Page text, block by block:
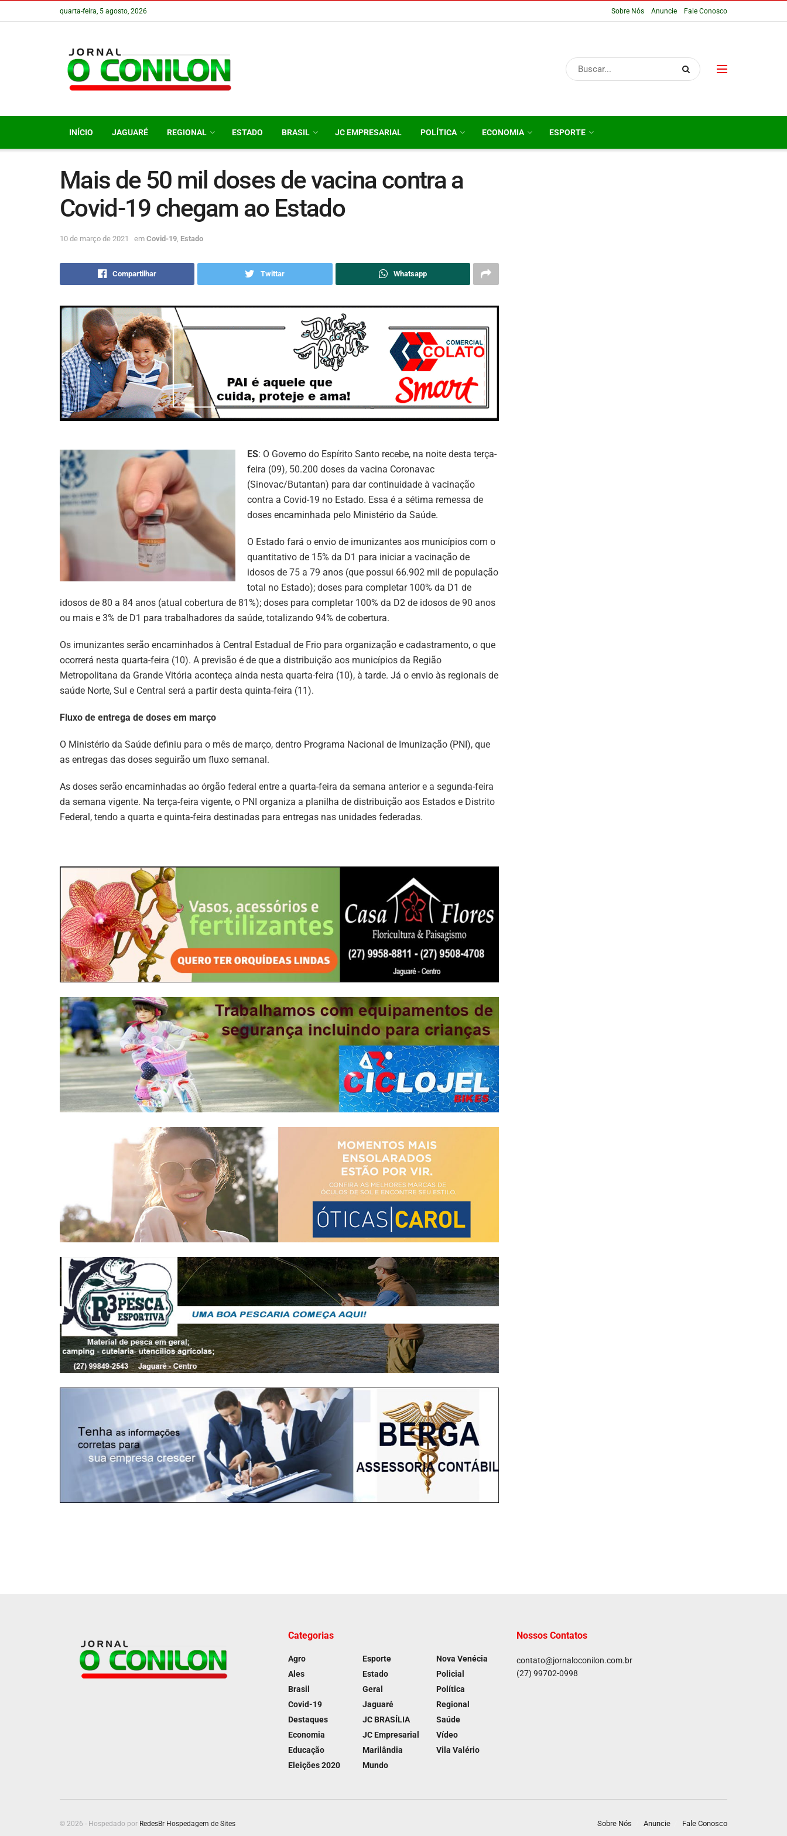
quarta-feira, 5 agosto, 2026 Sobre Nós Anuncie Fale Conosco
INÍCIO JAGUARÉ REGIONAL ESTADO BRASIL JC EMPRESARIAL POLÍTICA ECONOMIA ESPORTE
Mais de 50 mil doses de vacina contra a
Covid-19 chegam ao Estado
10 de março de 2021 em Covid-19 Estado
Compartilhar Twittar Whatsapp
ES: O Governo do Espírito Santo recebe, na noite desta terça-
feira (09), 50.200 doses da vacina Coronavac
(Sinovac/Butantan) para dar continuidade à vacinação
contra a Covid-19 no Estado. Essa é a sétima remessa de
doses encaminhada pelo Ministério da Saúde.
O Estado fará o envio de imunizantes aos municípios com o
quantitativo de 15% da D1 para iniciar a vacinação de
idosos de 75 a 79 anos (que possui 66.902 mil de população
total no Estado); doses para completar 100% da D1 de
idosos de 80 a 84 anos (atual cobertura de 81%); doses para completar 100% da D2 de idosos de 90 anos
ou mais e 3% de D1 para trabalhadores da saúde, totalizando 94% de cobertura.
Os imunizantes serão encaminhados à Central Estadual de Frio para organização e cadastramento, o que
ocorrerá nesta quarta-feira (10). A previsão é de que a distribuição aos municípios da Região
Metropolitana da Grande Vitória aconteça ainda nesta quarta-feira (10), à tarde. Já o envio às regionais de
saúde Norte, Sul e Central será a partir desta quinta-feira (11).
Fluxo de entrega de doses em março
O Ministério da Saúde definiu para o mês de março, dentro Programa Nacional de Imunização (PNI), que
as entregas das doses seguirão um fluxo semanal.
As doses serão encaminhadas ao órgão federal entre a quarta-feira da semana anterior e a segunda-feira
da semana vigente. Na terça-feira vigente, o PNI organiza a planilha de distribuição aos Estados e Distrito
Federal, tendo a quarta e quinta-feira destinadas para entregas nas unidades federadas.
Categorias
Agro
Ales
Brasil
Covid-19
Destaques
Economia
Educação
Eleições 2020
Esporte
Estado
Geral
Jaguaré
JC BRASÍLIA
JC Empresarial
Marilândia
Mundo
Nova Venécia
Policial
Política
Regional
Saúde
Vídeo
Vila Valério
Nossos Contatos
contato@jornaloconilon.com.br
(27) 99702-0998
Sobre Nós Anuncie Fale Conosco
© 2026 - Hospedado por RedesBr Hospedagem de Sites